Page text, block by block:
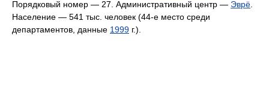
Порядковый номер — 27. Административный центр — Эврё
Население — 541 тыс. человек (44-е место среди
департаментов, данные 1999 г.).